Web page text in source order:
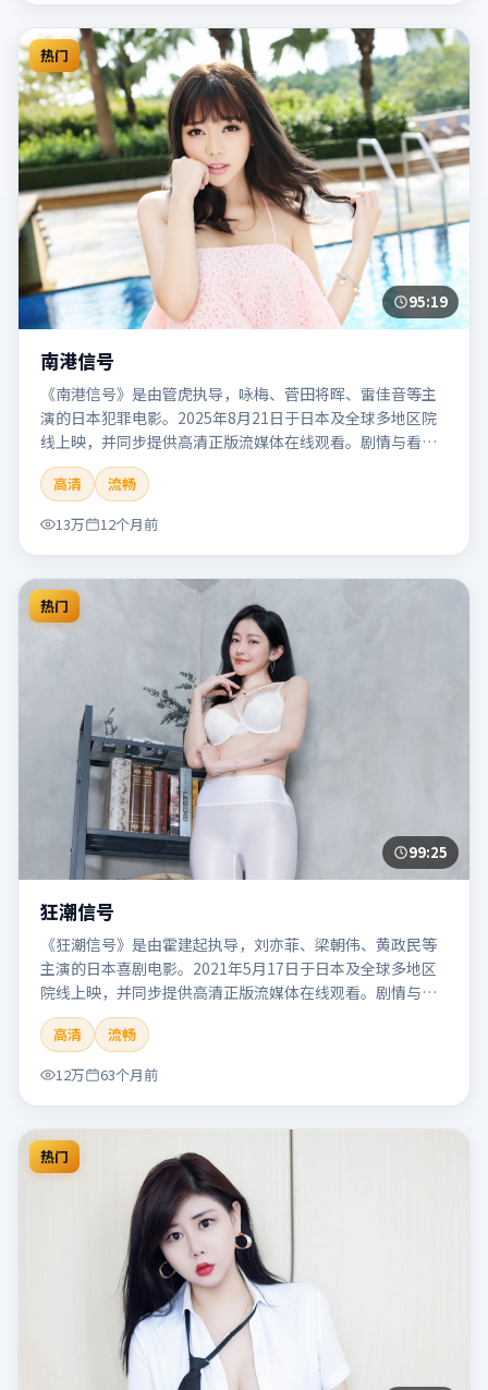
热门
95:19
南港信号
《南港信号》是由管虎执导，咏梅、菅田将晖、雷佳音等主
演的日本犯罪电影。2025年8月21日于日本及全球多地区院
线上映，并同步提供高清正版流媒体在线观看。剧情与看
点：聚焦案件与人性灰色地带，张力十足，兼具社会观察与
戏剧冲突。本片适合检索「南港信号」「管虎」「犯罪」
「日本」「2025」「2025-08-21上映」等关键词的影迷阅读
简介与主创信息。
高清
流畅
13万
12个月前
热门
99:25
狂潮信号
《狂潮信号》是由霍建起执导，刘亦菲、梁朝伟、黄政民等
主演的日本喜剧电影。2021年5月17日于日本及全球多地区
院线上映，并同步提供高清正版流媒体在线观看。剧情与看
点：笑点自然生活化，轻松解压，适合全家或朋友一起观
看。本片适合检索「狂潮信号」「霍建起」「喜剧」「日
本」「2021」「2021-05-17上映」等关键词的影迷阅读简介
与主创信息。
高清
流畅
12万
63个月前
热门